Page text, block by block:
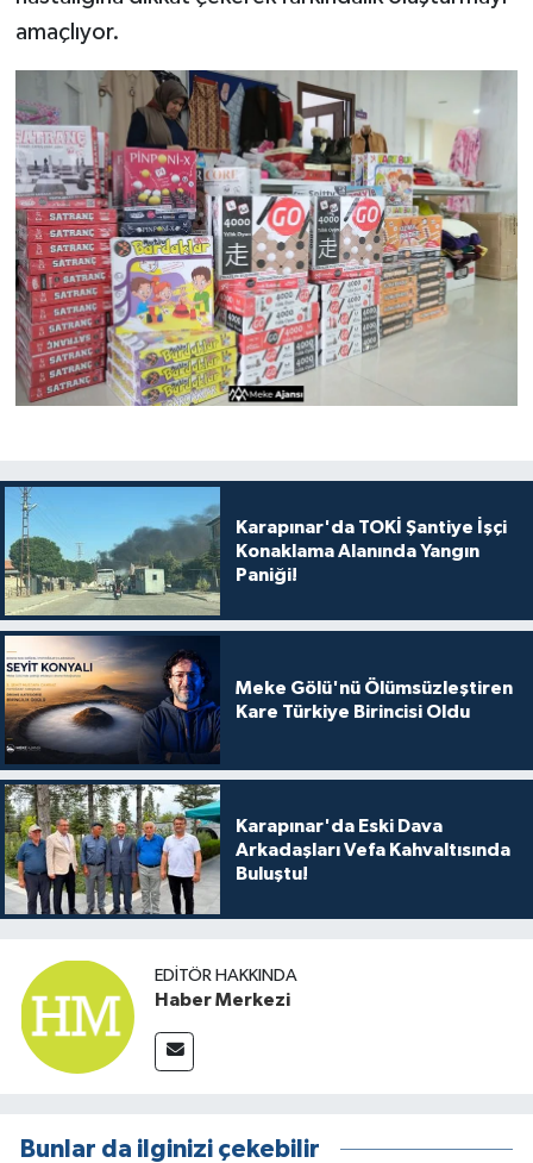
amaçlıyor.
Karapınar'da TOKİ Şantiye İşçi
Konaklama Alanında Yangın
Paniği!
Meke Gölü'nü Ölümsüzleştiren
Kare Türkiye Birincisi Oldu
Karapınar'da Eski Dava
Arkadaşları Vefa Kahvaltısında
Buluştu!
EDITÖR HAKKINDA
Haber Merkezi
Bunlar da ilginizi çekebilir